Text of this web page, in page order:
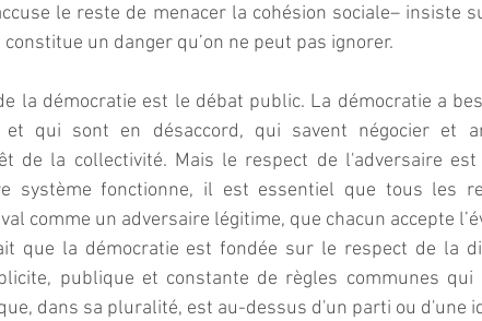
le reste de menacer la cohésion sociale– insiste
un danger qu’on ne peut pas ignorer.
la démocratie est le débat public. La démocratie a
et qui sont en désaccord, qui savent négocier et
de la collectivité. Mais le respect de l'adversaire
système fonctionne, il est essentiel que tous les
comme un adversaire légitime, que chacun accepte
que la démocratie est fondée sur le respect de la
publique et constante de règles communes qui
dans sa pluralité, est au-dessus d'un parti ou d'une